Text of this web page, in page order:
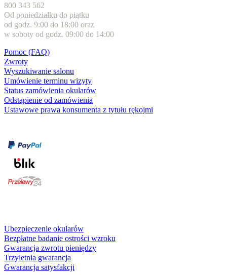
800 343 562
Od poniedziałku do piątku
od godz. 9:00 do 18:00 oraz
w soboty od godz. 09:00 do 14:00
Pomoc (FAQ)
Zwroty
Wyszukiwanie salonu
Umówienie terminu wizyty
Status zamówienia okularów
Odstąpienie od zamówienia
Ustawowe prawa konsumenta z tytułu rękojmi
Ubezpieczenie okularów
Bezpłatne badanie ostrości wzroku
Gwarancja zwrotu pieniędzy
Trzyletnia gwarancja
Gwarancja satysfakcji